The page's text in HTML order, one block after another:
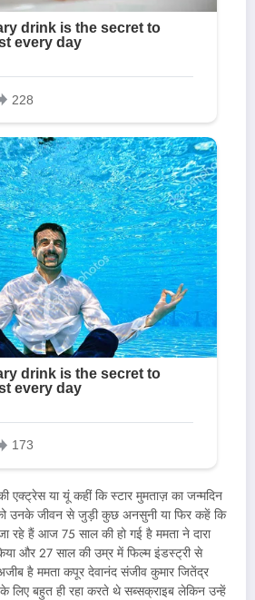
एक्ट्रेस या यूं कहीं कि स्टार मुमताज़ का जन्मदिन
उनके जीवन से जुड़ी कुछ अनसुनी या फिर कहें कि
रहे हैं आज 75 साल की हो गई है ममता ने दारा
और 27 साल की उम्र में फिल्म इंडस्ट्री से
है ममता कपूर देवानंद संजीव कुमार जितेंद्र
बहुत ही रहा करते थे सब्सक्राइब लेकिन उन्हें